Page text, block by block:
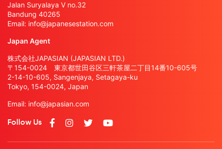
Jalan Suryalaya V no.32
Bandung 40265
Email: info@japanesestation.com
Japan Agent
株式会社JAPASIAN (JAPASIAN LTD.)
〒154-0024 東京都世田谷区三軒茶屋二丁目14番10-605号
2-14-10-605, Sangenjaya, Setagaya-ku
Tokyo, 154-0024, Japan
Email: info@japasian.com
Follow Us